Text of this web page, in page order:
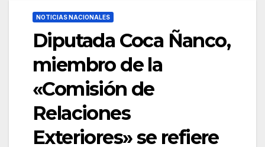
NOTICIAS NACIONALES
Diputada Coca Ñanco,
miembro de la
«Comisión de
Relaciones
Exteriores» se refiere